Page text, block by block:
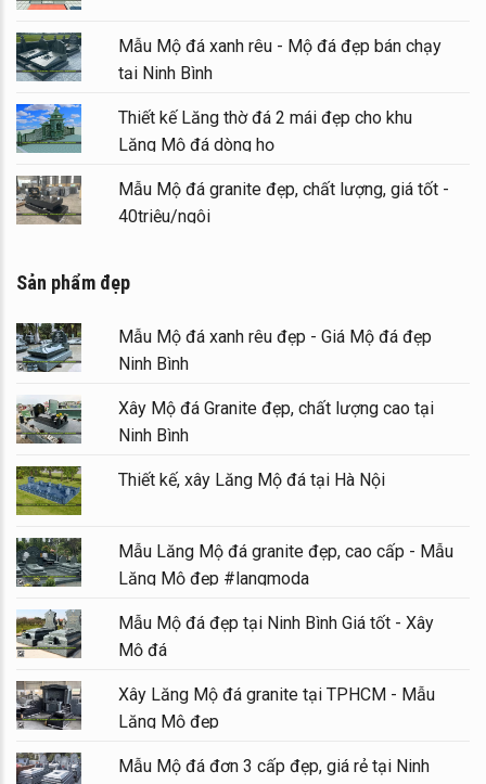
Mẫu Mộ đá xanh rêu - Mộ đá đẹp bán chạy
tại Ninh Bình
Thiết kế Lăng thờ đá 2 mái đẹp cho khu
Lăng Mộ đá dòng họ
Mẫu Mộ đá granite đẹp, chất lượng, giá tốt -
40triệu/ngôi
Sản phẩm đẹp
Mẫu Mộ đá xanh rêu đẹp - Giá Mộ đá đẹp
Ninh Bình
Xây Mộ đá Granite đẹp, chất lượng cao tại
Ninh Bình
Thiết kế, xây Lăng Mộ đá tại Hà Nội
Mẫu Lăng Mộ đá granite đẹp, cao cấp - Mẫu
Lăng Mộ đẹp #langmoda
Mẫu Mộ đá đẹp tại Ninh Bình Giá tốt - Xây
Mộ đá
Xây Lăng Mộ đá granite tại TPHCM - Mẫu
Lăng Mộ đẹp
Mẫu Mộ đá đơn 3 cấp đẹp, giá rẻ tại Ninh